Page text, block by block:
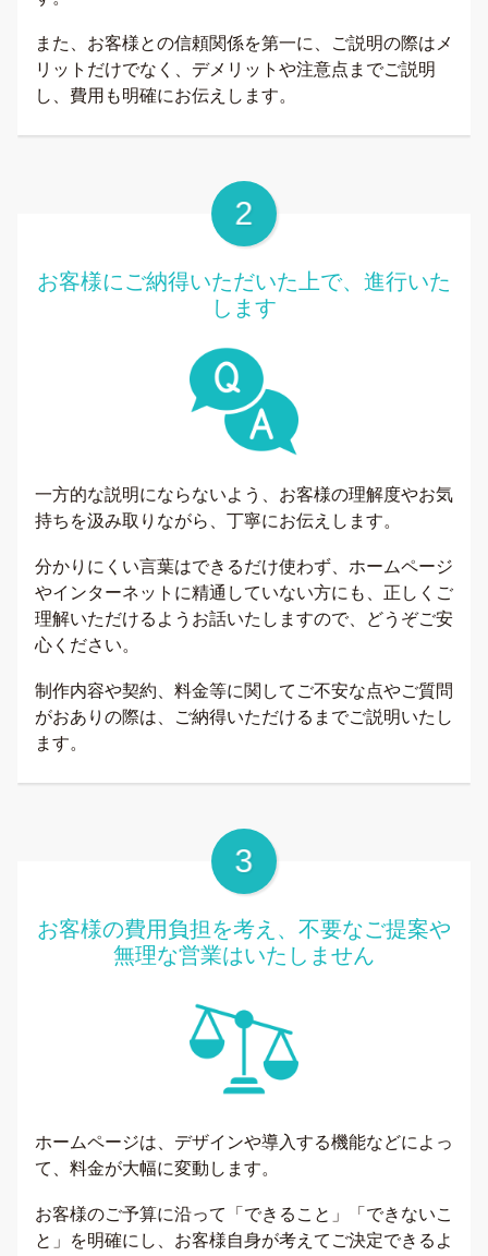
また、お客様との信頼関係を第一に、ご説明の際はメ
リットだけでなく、デメリットや注意点までご説明
し、費用も明確にお伝えします。
お客様にご納得いただいた上で、進行いた
します
一方的な説明にならないよう、お客様の理解度やお気
持ちを汲み取りながら、丁寧にお伝えします。
分かりにくい言葉はできるだけ使わず、ホームページ
やインターネットに精通していない方にも、正しくご
理解いただけるようお話いたしますので、どうぞご安
心ください。
制作内容や契約、料金等に関してご不安な点やご質問
がおありの際は、ご納得いただけるまでご説明いたし
ます。
お客様の費用負担を考え、不要なご提案や
無理な営業はいたしません
ホームページは、デザインや導入する機能などによっ
て、料金が大幅に変動します。
お客様のご予算に沿って「できること」「できないこ
と」を明確にし、お客様自身が考えてご決定できるよ